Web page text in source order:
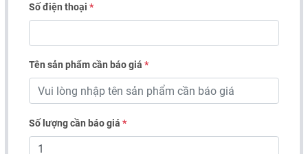
Số điện thoại *
Tên sản phẩm cần báo giá *
Số lượng cần báo giá *